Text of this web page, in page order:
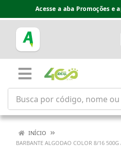
Acesse a aba Promoções e
INÍCIO
BARBANTE ALGODAO COLOR 8/16 500G